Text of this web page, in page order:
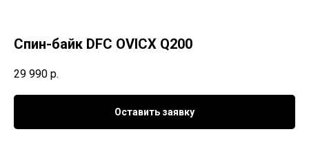
Спин-байк DFC OVICX Q200
29 990 р.
Оставить заявку